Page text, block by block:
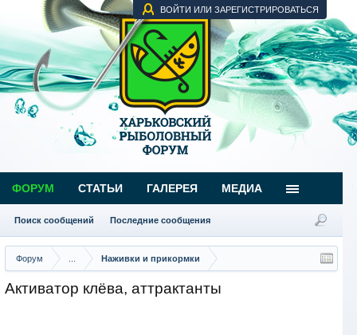
ВОЙТИ ИЛИ ЗАРЕГИСТРИРОВАТЬСЯ
Форум Наживки и прикормки
Активатор клёва, аттрактанты
ФОРУМ
Поиск сообщений Последние сообщения
СТАТЬИ ГАЛЕРЕЯ МЕДИА